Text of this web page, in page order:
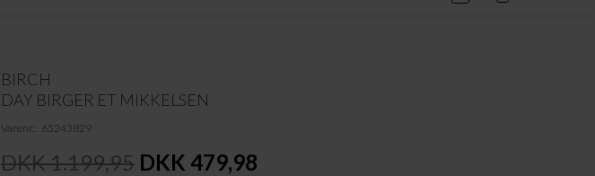
BIRCH
DAY BIRGER ET MIKKELSEN
Varenr. 65243829
DKK 1.199,95 DKK 479,98